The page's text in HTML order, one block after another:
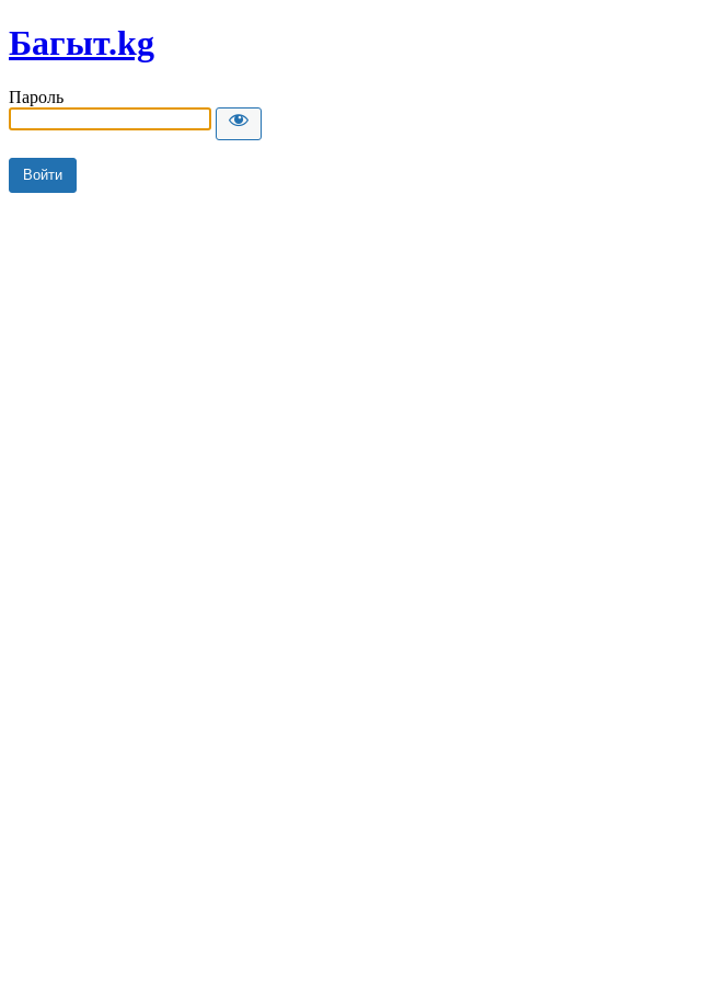
Багыт.kg
Пароль